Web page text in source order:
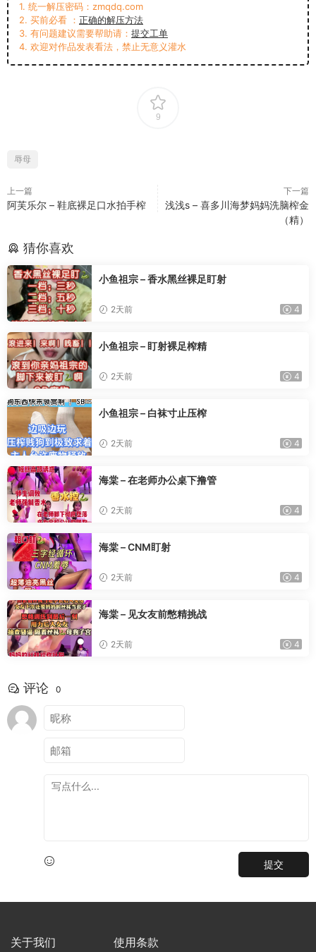
1. 统一解压密码：zmqdq.com
2. 买前必看 ： 正确的解压方法
3. 有问题建议需要帮助请： 提交工单
4. 欢迎对作品发表看法，禁止无意义灌水
9
辱母
上一篇
阿芙乐尔 – 鞋底裸足口水拍手榨
下一篇
浅浅s – 喜多川海梦妈妈洗脑榨金
（精）
猜你喜欢
小鱼祖宗 – 香水黑丝裸足盯射
2天前 4
小鱼祖宗 – 盯射裸足榨精
2天前 4
小鱼祖宗 – 白袜寸止压榨
2天前 4
海棠 – 在老师办公桌下撸管
2天前 4
海棠 – CNM盯射
2天前 4
海棠 – 见女友前憋精挑战
2天前 4
评论 0
提交
关于我们 使用条款